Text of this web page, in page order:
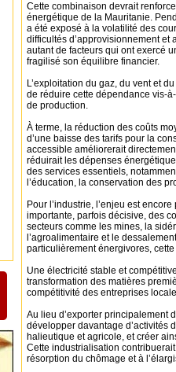
Cette combinaison devrait
énergétique de la Mauritanie.
a été exposé à la volatilité des
difficultés d’approvisionnement et
autant de facteurs qui ont exercé
fragilisé son équilibre financier.
L’exploitation du gaz, du vent et
de réduire cette dépendance vis-
de production.
À terme, la réduction des coûts
d’une baisse des tarifs pour la
accessible améliorerait
réduirait les dépenses
des services essentiels,
l’éducation, la conservation des
Pour l’industrie, l’enjeu est
importante, parfois décisive, des
secteurs comme les mines, la
l’agroalimentaire et le
particulièrement énergivores,
Une électricité stable et
transformation des matières
compétitivité des entreprises
Au lieu d’exporter principalement
développer davantage d’activités
halieutique et agricole, et créer
Cette industrialisation
résorption du chômage et à